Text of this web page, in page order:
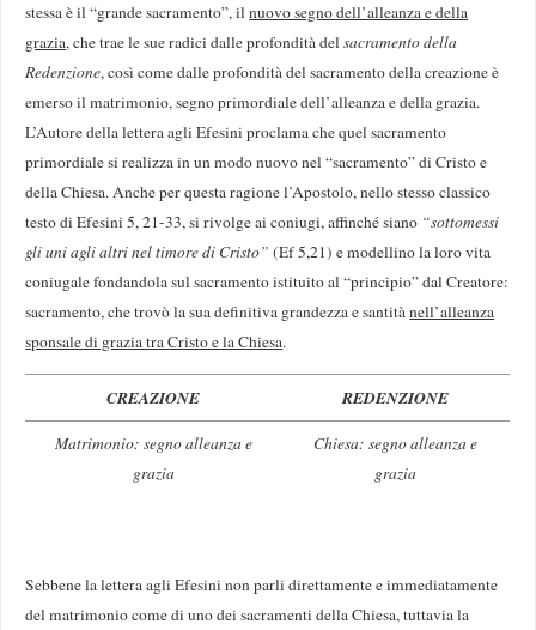
stessa è il “grande sacramento”, ilnuovo segno dell’alleanza e della
grazia, che trae le sue radici dalle profondità delsacramento della
Redenzione, così come dalle profondità del sacramento della creazione è
emerso il matrimonio, segno primordiale dell’alleanza e della grazia.
L’Autore della lettera agli Efesini proclama che quel sacramento
primordiale si realizza in un modo nuovo nel “sacramento” di Cristo e
della Chiesa. Anche per questa ragione l’Apostolo, nello stesso classico
testo di Efesini 5, 21-33, si rivolge ai coniugi, affinché siano “sottomessi
gli uni agli altri nel timore di Cristo” (Ef 5,21) e modellino la loro vita
coniugale fondandola sul sacramento istituito al “principio” dal Creatore:
sacramento, che trovò la sua definitiva grandezza e santitànell’alleanza
sponsale di grazia tra Cristo e la Chiesa.
CREAZIONE REDENZIONE
Matrimonio: segno alleanza e
grazia
Chiesa: segno alleanza e
grazia
Sebbene la lettera agli Efesini non parli direttamente e immediatamente
del matrimonio come di uno dei sacramenti della Chiesa, tuttavia la